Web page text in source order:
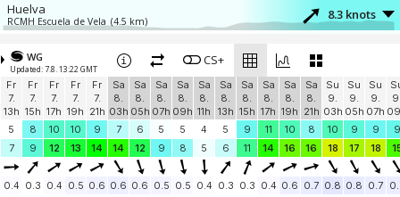
Huelva
RCMH Escuela de Vela (4.5 km)
8.3 knots
FlechaExtreme
More stations:
La Antilla
EEV Escuela Española de Vela (23.5 km)
8.2 knots
Isla Cristina
Puerto (32.2 km)
0 knots
Vila Real de Santo António
Foz do Guadiana (39.6 km)
8.1 knots
Castro Marim
WG
Updated: 7.8. 13:22 GMT
CS+
Fr
7.
13h
Fr
7.
15h
Fr
7.
17h
Fr
7.
19h
Fr
7.
21h
Sa
8.
03h
Sa
8.
05h
Sa
8.
07h
Sa
8.
09h
Sa
8.
11h
Sa
8.
13h
Sa
8.
15h
Sa
8.
17h
Sa
8.
19h
Sa
8.
21h
Su
9.
03h
Su
9.
05h
Su
9.
07h
5
8 10 10 9 7 6 5 5 4 5 9 11 10 8 10 9 9
9
7
9 12 13 14 14 12 9 8 5 6 11 14 16 16 18 17 18
0.4 0.3 0.4 0.5 0.6 0.6 0.6 0.5 0.5 0.4 0.3 0.3 0.4 0.6 0.7 0.8 0.8 0.7